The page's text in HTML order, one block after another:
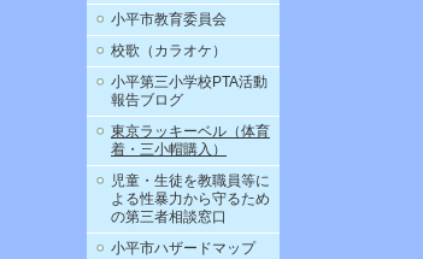
小平市教育委員会
校歌（カラオケ）
小平第三小学校PTA活動
報告ブログ
東京ラッキーベル（体育
着・三小帽購入）
児童・生徒を教職員等に
よる性暴力から守るため
の第三者相談窓口
小平市ハザードマップ